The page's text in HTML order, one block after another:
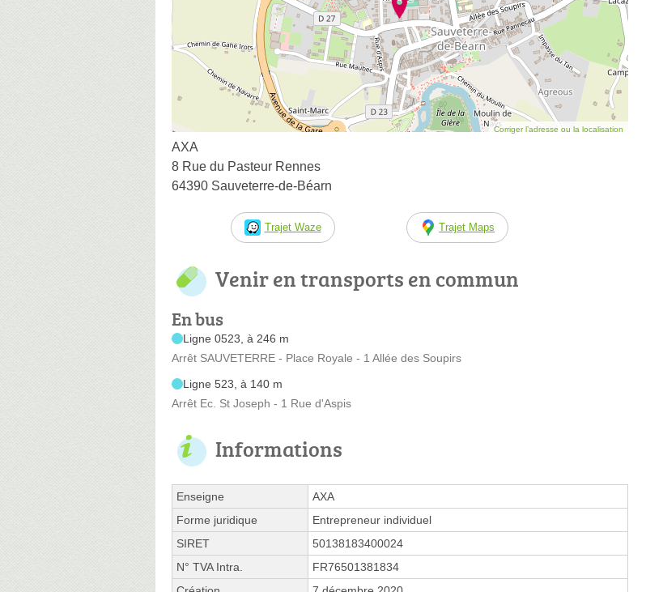
Corriger l’adresse ou la localisation
AXA
8 Rue du Pasteur Rennes
64390 Sauveterre-de-Béarn
Trajet Waze Trajet Maps
Venir en transports en commun
En bus
Ligne 0523, à 246 m
Arrêt SAUVETERRE - Place Royale - 1 Allée des Soupirs
Ligne 523, à 140 m
Arrêt Ec. St Joseph - 1 Rue d'Aspis
Informations
Enseigne
AXA
Forme juridique
Entrepreneur individuel
SIRET
50138183400024
N° TVA Intra.
FR76501381834